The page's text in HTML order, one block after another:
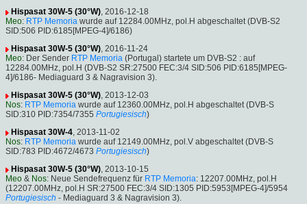
Hispasat 30W-5 (30°W), 2016-12-18
Meo: RTP Memoria wurde auf 12284.00MHz, pol.H abgeschaltet (DVB-S2
SID:506 PID:6185[MPEG-4]/6186)
Hispasat 30W-5 (30°W), 2016-11-24
Meo: Der Sender RTP Memoria (Portugal) startete um DVB-S2 : auf
12284.00MHz, pol.H (DVB-S2 SR:27500 FEC:3/4 SID:506 PID:6185[MPEG-
4]/6186- Mediaguard 3 & Nagravision 3).
Hispasat 30W-5 (30°W), 2013-12-03
Nos: RTP Memoria wurde auf 12360.00MHz, pol.H abgeschaltet (DVB-S
SID:310 PID:7354/7355 Portugiesisch)
Hispasat 30W-4, 2013-11-02
Nos: RTP Memoria wurde auf 12149.00MHz, pol.V abgeschaltet (DVB-S
SID:783 PID:4672/4673 Portugiesisch)
Hispasat 30W-5 (30°W), 2013-10-15
Meo & Nos: Neue Sendefrequenz für RTP Memoria: 12207.00MHz, pol.H
(12207.00MHz, pol.H SR:27500 FEC:3/4 SID:1305 PID:5953[MPEG-4]/5954
Portugiesisch - Mediaguard 3 & Nagravision 3).